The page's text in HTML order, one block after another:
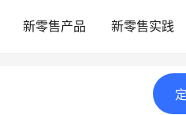
新零售产品 新零售实践